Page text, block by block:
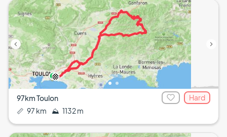
97km Toulon Hard
📏 97 km ⛰️ 1132 m